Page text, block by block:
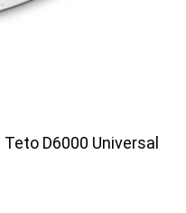
D6000 Universal